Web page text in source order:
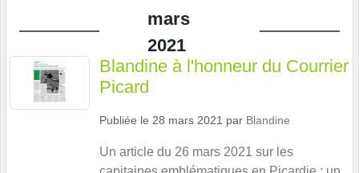
mars
2021
Blandine à l'honneur du Courrier
Picard
Publiée le 28 mars 2021 par Blandine
Un article du 26 mars 2021 sur les